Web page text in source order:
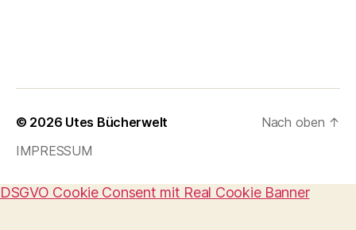
© 2026 Utes Bücherwelt
IMPRESSUM
Nach oben ↑
DSGVO Cookie Consent mit Real Cookie Banner